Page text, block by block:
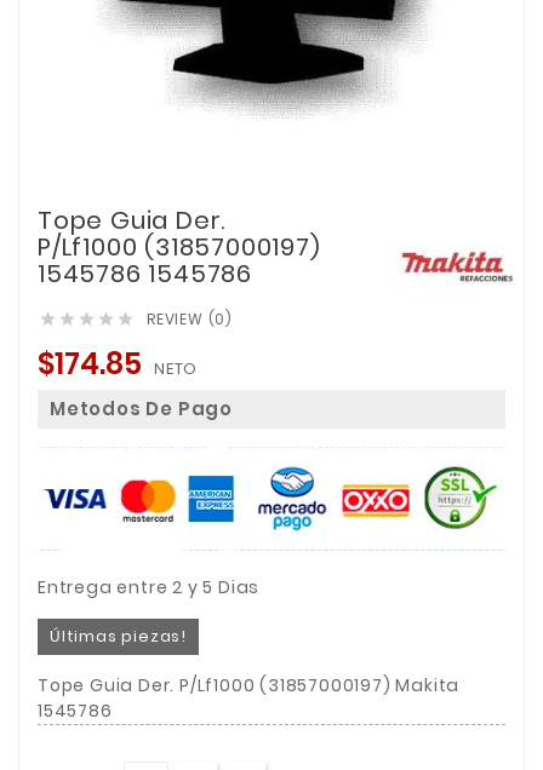
Tope Guia Der.
P/Lf1000 (31857000197)
1545786 1545786
     REVIEW (0)
$174.85 NETO
Metodos De Pago
Entrega entre 2 y 5 Dias
Últimas piezas!
Tope Guia Der. P/Lf1000 (31857000197) Makita
1545786